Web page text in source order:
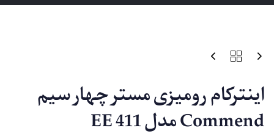
اینترکام رومیزی مستر چهار سیم
Commend مدل EE 411